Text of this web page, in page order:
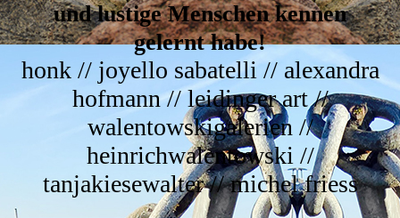
und lustige Menschen kennen
gelernt habe!
honk // joyello sabatelli // alexandra
hofmann // leidinger art //
walentowskigalerien //
heinrichwalentowski //
tanjakiesewalter // michel friess